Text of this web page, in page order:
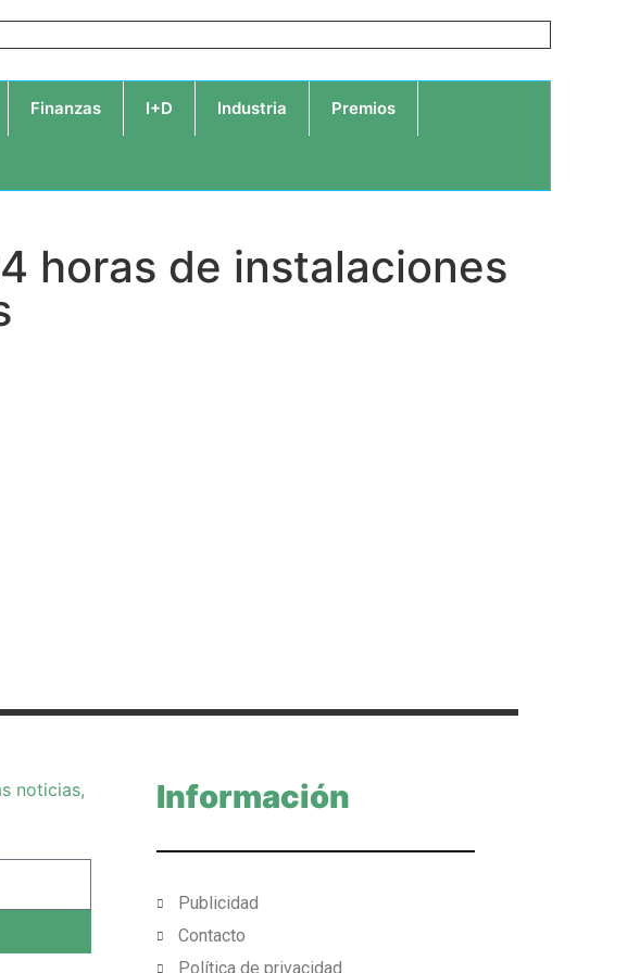
Finanzas I+D Industria Premios
horas de instalaciones
noticias,
Información
Publicidad
Contacto
Política de privacidad